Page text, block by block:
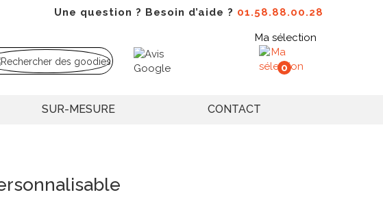
Une question ? Besoin d’aide ? 01.58.88.00.28
Ma sélection
0
SUR-MESURE CONTACT